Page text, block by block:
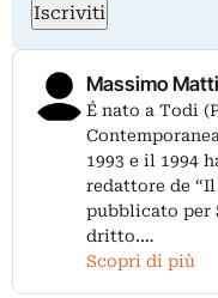
Iscriviti
Massimo
É nato a Todi
1993 e il 1994
redattore de
pubblicato per
dritto.…
Scopri di più